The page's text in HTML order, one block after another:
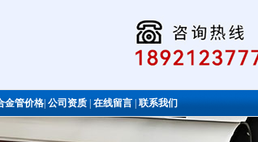
金管价格公司资质在线留言|联系我们